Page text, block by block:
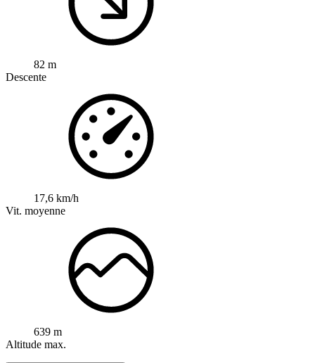
82 m
Descente
17,6 km/h
Vit. moyenne
639 m
Altitude max.